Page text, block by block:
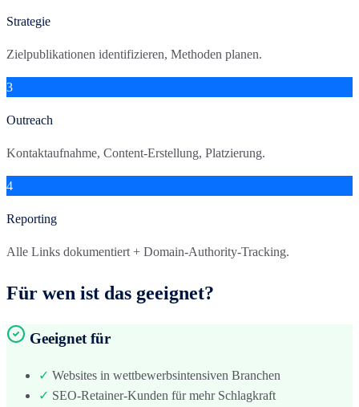
Strategie
Zielpublikationen identifizieren, Methoden planen.
3
Outreach
Kontaktaufnahme, Content-Erstellung, Platzierung.
4
Reporting
Alle Links dokumentiert + Domain-Authority-Tracking.
Für wen ist das geeignet?
Geeignet für
✓ Websites in wettbewerbsintensiven Branchen
✓ SEO-Retainer-Kunden für mehr Schlagkraft